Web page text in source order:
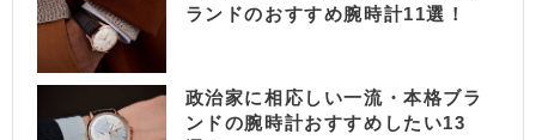
ランドのおすすめ腕時計11選！
政治家に相応しい一流・本格ブラ
ンドの腕時計おすすめしたい13